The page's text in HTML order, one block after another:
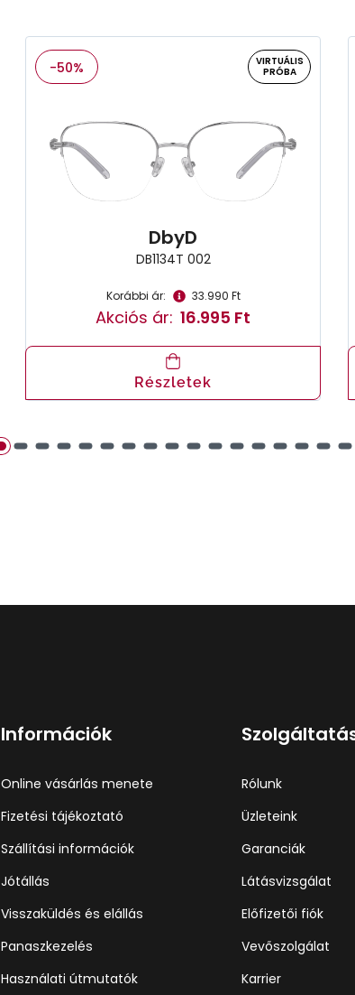
-50%
VIRTUÁLIS
PRÓBA
DbyD
DB1134T 002
Korábbi ár: 33.990 Ft
Akciós ár: 16.995 Ft
Részletek
Információk
Online vásárlás menete
Fizetési tájékoztató
Szállítási információk
Jótállás
Visszaküldés és elállás
Panaszkezelés
Használati útmutatók
Rólunk
Üzleteink
Garanciák
Látásvizsgálat
Előfizetői fiók
Vevőszolgálat
Karrier